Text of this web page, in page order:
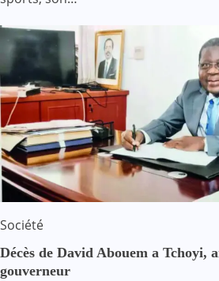
Société
Décès de David Abouem a Tchoyi,
gouverneur